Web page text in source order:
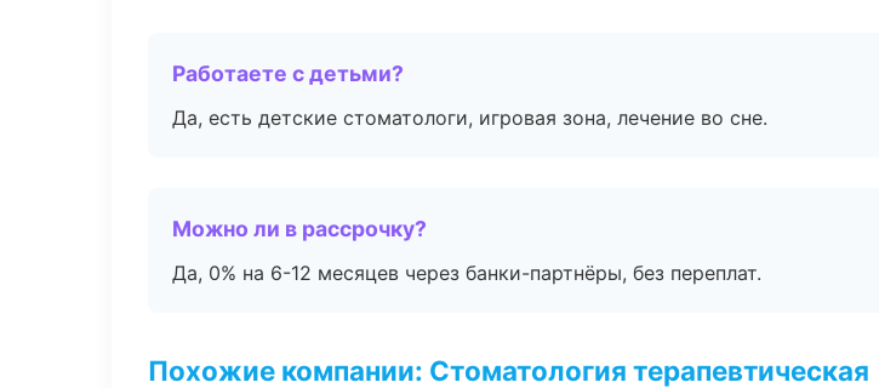
Работаете с детьми?
Да, есть детские стоматологи, игровая зона, лечение во сне.
Можно ли в рассрочку?
Да, 0% на 6-12 месяцев через банки-партнёры, без переплат.
Похожие компании: Стоматология терапевтическая